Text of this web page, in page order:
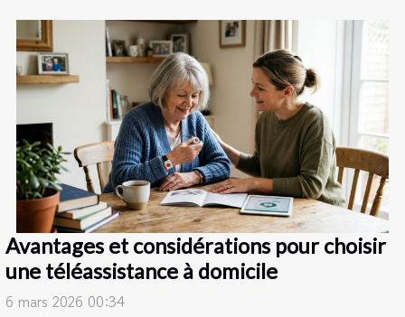
Avantages et considérations pour choisir
une téléassistance à domicile
6 mars 2026 00:34